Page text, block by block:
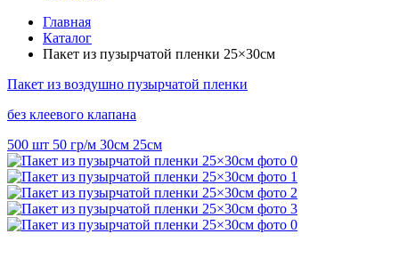
Главная
Каталог
Пакет из пузырчатой пленки 25×30см
Пакет из воздушно пузырчатой пленки
без клеевого клапана
500 шт 50 гр/м 30см 25см